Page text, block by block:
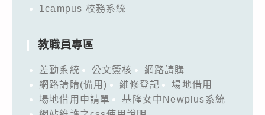
1campus 校務系統
教職員專區
差勤系統 公文簽核
網路請購
網路請購(備用)
維修登記
場地借用
場地借用申請單
基隆女中Newplus系統